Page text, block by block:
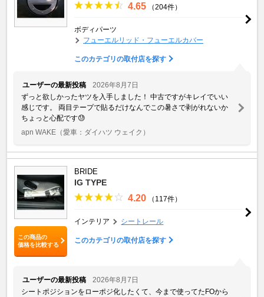
4.65 （204件）
ボディパーツ
フューエルリッド・フューエルカバー
このカテゴリの取付店を探す
ユーザーの最新投稿
2026年8月7日
ずっと欲しかったヤツを入手しました！ 中古ですがキレイでいい
感じです。 両目テープで貼るだけなんでこの暑さで剥がれないか
ちょっと心配です😓
apn WAKE （愛車：ダイハツ ウェイク）
この商品の
価格を比較する
BRIDE
IG TYPE
4.20 （117件）
インテリア シートレール
このカテゴリの取付店を探す
ユーザーの最新投稿
2026年8月7日
シートポジションをローポジ化したくて、今まで使ってたFOから